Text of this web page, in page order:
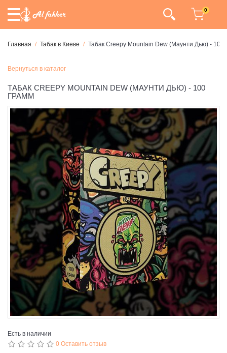
0
Главная Табак в Киеве Табак Creepy Mountain Dew (Маунти Дью) - 100
Вернуться в каталог
ТАБАК CREEPY MOUNTAIN DEW (МАУНТИ ДЬЮ) - 100
ГРАММ
Есть в наличии
0 Оставить отзыв